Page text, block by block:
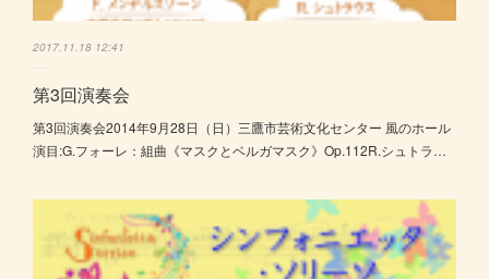
2017.11.18 12:41
第3回演奏会
第3回演奏会2014年9月28日（日）三鷹市芸術文化センター 風のホール
演目:G.フォーレ：組曲《マスクとベルガマスク》Op.112R.シュトラ…